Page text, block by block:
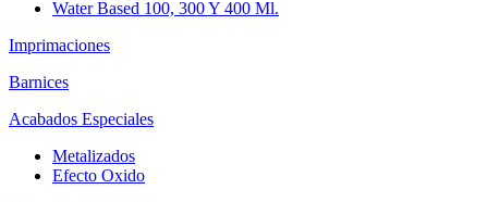
Water Based 100, 300 Y 400 Ml.
Imprimaciones
Barnices
Acabados Especiales
Metalizados
Efecto Oxido